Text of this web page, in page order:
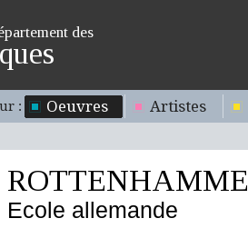
des
: Oeuvres Artistes
Ecole allemande